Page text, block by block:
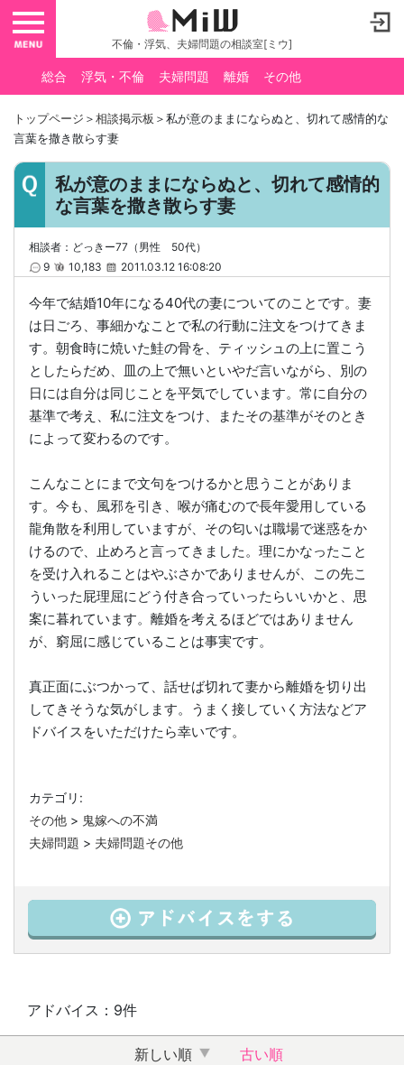
toggle navigation
不倫・浮気、夫婦問題の相談室[ミウ]
総合 浮気・不倫 夫婦問題 離婚 その他
トップページ ＞相談掲示板 ＞私が意のままにならぬと、切れて感情的な
言葉を撒き散らす妻
私が意のままにならぬと、切れて感情的
な言葉を撒き散らす妻
相談者：どっきー77（男性 50代）
9
10,183 2011.03.12 16:08:20
今年で結婚10年になる40代の妻についてのことです。妻
は日ごろ、事細かなことで私の行動に注文をつけてきま
す。朝食時に焼いた鮭の骨を、ティッシュの上に置こう
としたらだめ、皿の上で無いといやだ言いながら、別の
日には自分は同じことを平気でしています。常に自分の
基準で考え、私に注文をつけ、またその基準がそのとき
によって変わるのです。
こんなことにまで文句をつけるかと思うことがありま
す。今も、風邪を引き、喉が痛むので長年愛用している
龍角散を利用していますが、その匂いは職場で迷惑をか
けるので、止めろと言ってきました。理にかなったこと
を受け入れることはやぶさかでありませんが、この先こ
ういった屁理屈にどう付き合っていったらいいかと、思
案に暮れています。離婚を考えるほどではありません
が、窮屈に感じていることは事実です。
真正面にぶつかって、話せば切れて妻から離婚を切り出
してきそうな気がします。うまく接していく方法などア
ドバイスをいただけたら幸いです。
カテゴリ:
その他 > 鬼嫁への不満
夫婦問題 > 夫婦問題その他
アドバイス：9件
新しい順 古い順